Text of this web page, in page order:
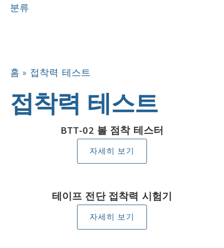
분류
홈 » 접착력 테스트
접착력 테스트
BTT-02 볼 점착 테스터
자세히 보기
테이프 전단 접착력 시험기
자세히 보기